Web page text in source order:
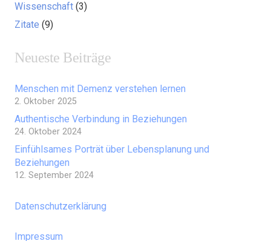
Wissenschaft (3)
Zitate (9)
Neueste Beiträge
Menschen mit Demenz verstehen lernen
2. Oktober 2025
Authentische Verbindung in Beziehungen
24. Oktober 2024
Einfühlsames Porträt über Lebensplanung und
Beziehungen
12. September 2024
Datenschutzerklärung
Impressum